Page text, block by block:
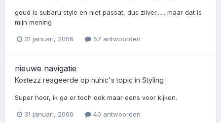
goud is subaru style en niet passat, dus zilver...... maar dat is
mijn mening
31 januari, 2006 57 antwoorden
nieuwe navigatie
Kostezz reageerde op nuhic's topic in Styling
Super hoor, ik ga er toch ook maar eens voor kijken.
31 januari, 2006 40 antwoorden